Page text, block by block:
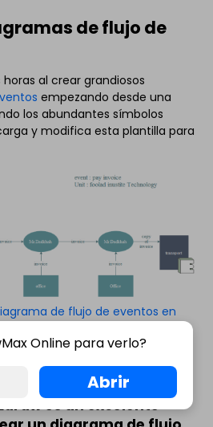
de flujo de
al crear grandiosos
empezando desde una
los abundantes símbolos
y modifica esta plantilla para
de flujo de eventos en
de flujo de eventos en
es un excelente
Online para verlo?
Abrir